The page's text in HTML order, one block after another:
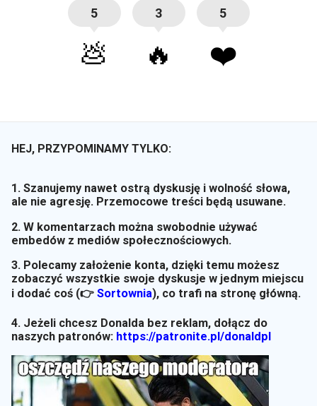
5
💩
3
🔥
5
❤️
HEJ, PRZYPOMINAMY TYLKO:
1. Szanujemy nawet ostrą dyskusję i wolność słowa,
ale nie agresję. Przemocowe treści będą usuwane.
2. W komentarzach można swobodnie używać
embedów z mediów społecznościowych.
3. Polecamy założenie konta, dzięki temu możesz
zobaczyć wszystkie swoje dyskusje w jednym miejscu
i dodać coś (👉 Sortownia), co trafi na stronę główną.
4. Jeżeli chcesz Donalda bez reklam, dołącz do
naszych patronów: https://patronite.pl/donaldpl